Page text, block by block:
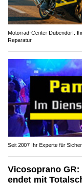
Motorrad-Center Dübendorf:
Reparatur
Seit 2007 Ihr Experte für
Vicosoprano
endet mit